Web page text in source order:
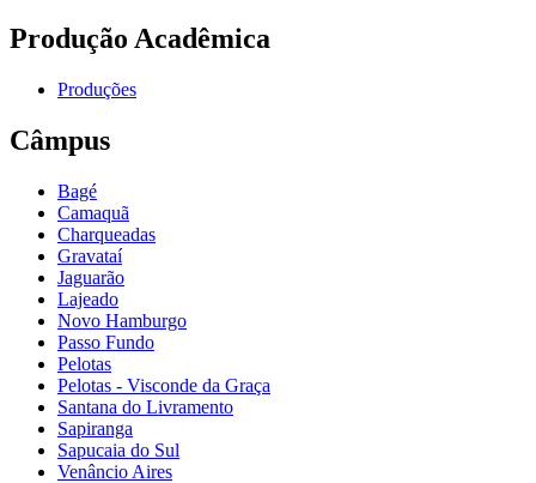
Produção Acadêmica
Produções
Câmpus
Bagé
Camaquã
Charqueadas
Gravataí
Jaguarão
Lajeado
Novo Hamburgo
Passo Fundo
Pelotas
Pelotas - Visconde da Graça
Santana do Livramento
Sapiranga
Sapucaia do Sul
Venâncio Aires